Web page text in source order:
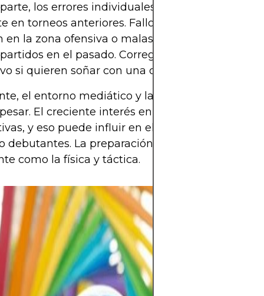
los errores individuales han sido un
en torneos anteriores. Fallos en la defensa,
en la zona ofensiva o malas decisiones bajo
en el pasado. Corregir estos aspectos es
si quieren soñar con una clasificación a
el entorno mediático y la presión nacional
El creciente interés en el fútbol eleva las
y eso puede influir en el desempeño de
debutantes. La preparación psicológica será tan
como la física y táctica.